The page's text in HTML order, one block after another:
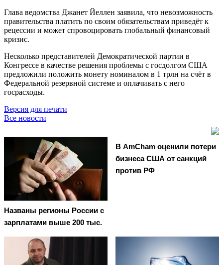
Глава ведомства Джанет Йеллен заявила, что невозможность
правительства платить по своим обязательствам приведёт к
рецессии и может спровоцировать глобальный финансовый
кризис.
Несколько представителей Демократической партии в
Конгрессе в качестве решения проблемы с госдолгом США
предложили положить монету номиналом в 1 трлн на счёт в
Федеральной резервной системе и оплачивать с него
госрасходы.
Версия для печати
Все новости
Названы регионы России с
зарплатами выше 200 тыс.
В AmCham оценили потери
бизнеса США от санкций
против РФ